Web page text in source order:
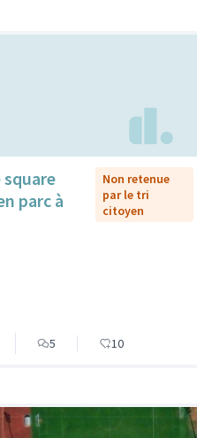
parc à
Non retenue
par le tri
citoyen
5 10